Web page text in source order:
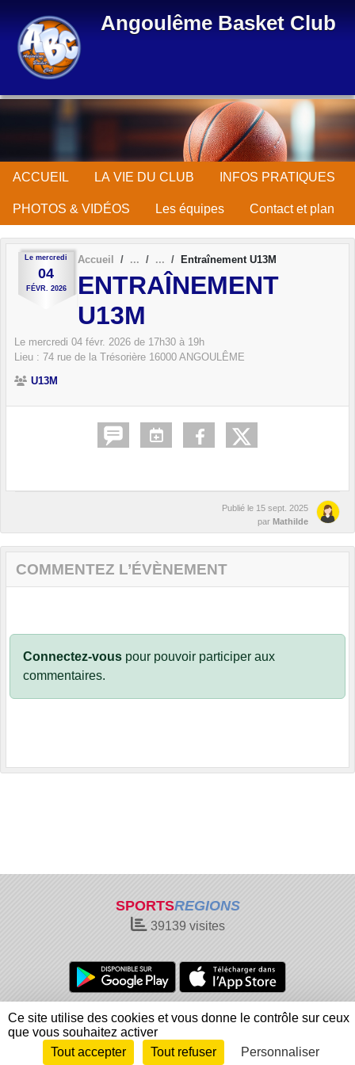
Angoulême Basket Club
ACCUEIL LA VIE DU CLUB INFOS PRATIQUES
PHOTOS & VIDÉOS Les équipes Contact et plan
Le mercredi
04
FÉVR. 2026
Accueil Entraînement U13M
ENTRAÎNEMENT
U13M
Le mercredi 04 févr. 2026 de 17h30 à 19h
Lieu : 74 rue de la Trésorière 16000 ANGOULÊME
U13M
Publié le 15 sept. 2025
par Mathilde
COMMENTEZ L’ÉVÈNEMENT
Connectez-vous pour pouvoir participer aux
commentaires.
SPORTSREGIONS
39139 visites
Charte cookies
Gestion des cookies
Informations légales
Signaler un contenu inapproprié
Envie de participer ?
Connexion
Ce site utilise des cookies et vous donne le contrôle sur ceux
que vous souhaitez activer
Tout accepter
Tout refuser Personnaliser